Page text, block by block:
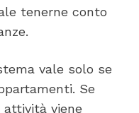
tenerne conto
vale solo se
Se
viene